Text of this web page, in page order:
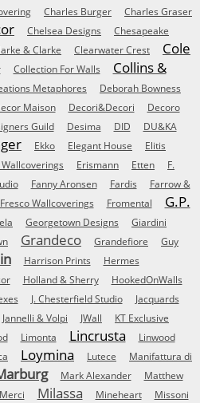
Charles Burger
Charles Graser
Chelsea Designs
Chesapeake
& Clarke Clearwater Crest
Cole
Collection For Walls
Collins &
Metaphores
Deborah Bowness
Maison Decori&Decori
Decoro
Guild Desima DID
DU&KA
Ekko Elegant House Elitis
Wallcoverings Erismann Etten
F.
Fanny Aronsen Fardis
Farrow &
Fresco Wallcoverings Fromental
G.P.
Georgetown Designs
Giardini
Grandeco Grandefiore
Guy
Harrison Prints Hermes
Holland & Sherry HookedOnWalls
J. Chesterfield Studio
Jacquards
Jannelli & Volpi JWall
KT Exclusive
Limonta Lincrusta
Linwood
Loymina Lutece
Manifattura di
Mark Alexander
Matthew
Merci Milassa Mineheart
Missoni